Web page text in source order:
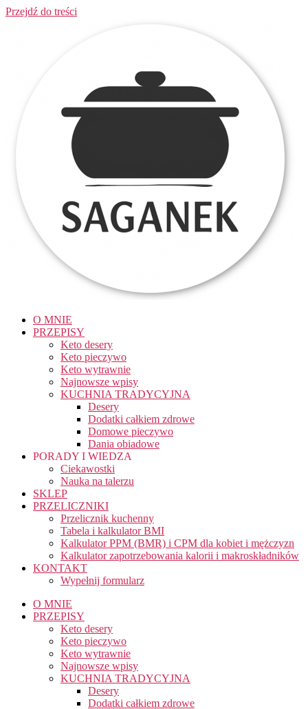
Przejdź do treści
O MNIE
PRZEPISY
Keto desery
Keto pieczywo
Keto wytrawnie
Najnowsze wpisy
KUCHNIA TRADYCYJNA
Desery
Dodatki całkiem zdrowe
Domowe pieczywo
Dania obiadowe
PORADY I WIEDZA
Ciekawostki
Nauka na talerzu
SKLEP
PRZELICZNIKI
Przelicznik kuchenny
Tabela i kalkulator BMI
Kalkulator PPM (BMR) i CPM dla kobiet i mężczyzn
Kalkulator zapotrzebowania kalorii i makroskładników
KONTAKT
Wypełnij formularz
O MNIE
PRZEPISY
Keto desery
Keto pieczywo
Keto wytrawnie
Najnowsze wpisy
KUCHNIA TRADYCYJNA
Desery
Dodatki całkiem zdrowe